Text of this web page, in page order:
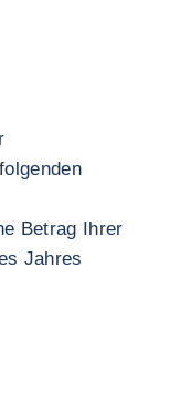
Betrag Ihrer
Jahres